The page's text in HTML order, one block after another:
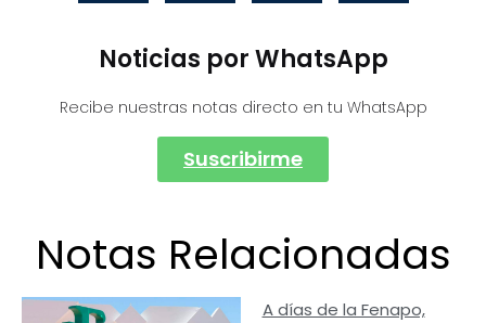
Noticias por WhatsApp
Recibe nuestras notas directo en tu WhatsApp
Suscribirme
Notas Relacionadas
A días de la Fenapo,